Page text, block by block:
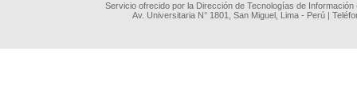
Servicio ofrecido por la Dirección de Tecnologías de
Av. Universitaria N° 1801, San Miguel, Lima - Perú |